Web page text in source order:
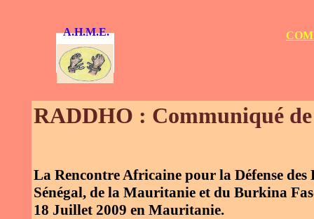
A.H.M.E.
RADDHO : Communiqué de
La Rencontre Africaine pour la Défense
Sénégal, de la Mauritanie et du Burkina
18 Juillet 2009 en Mauritanie.